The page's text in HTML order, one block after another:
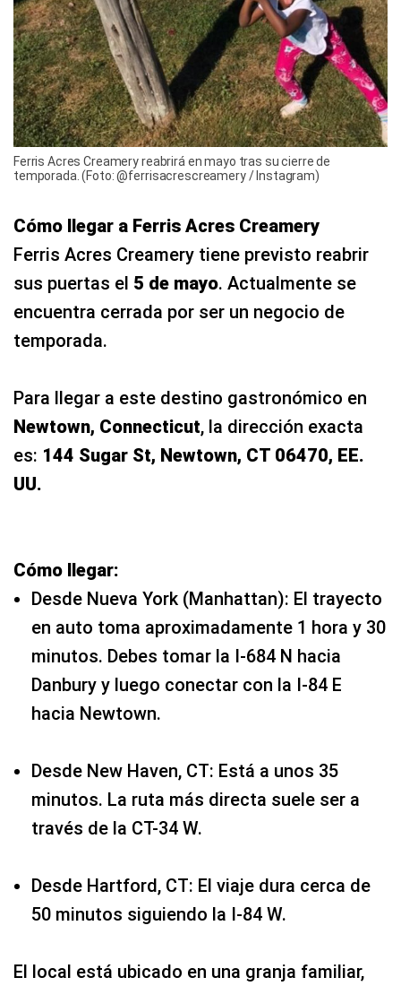
Ferris Acres Creamery reabrirá en mayo tras su cierre de
temporada. (Foto: @ferrisacrescreamery / Instagram)
Cómo llegar a Ferris Acres Creamery
Ferris Acres Creamery tiene previsto reabrir
sus puertas el5 de mayo. Actualmente se
encuentra cerrada por ser un negocio de
temporada.
Para llegar a este destino gastronómico en
Newtown, Connecticut, la dirección exacta
es:
144 Sugar St, Newtown, CT 06470, EE.
Cómo llegar:
Desde Nueva York (Manhattan): El trayecto
Danbury y luego conectar con la I-84 E
hacia Newtown.
Desde New Haven, CT: Está a unos 35
minutos. La ruta más directa suele ser a
través de la CT-34 W.
Desde Hartford, CT: El viaje dura cerca de
50 minutos siguiendo la I-84 W.
por lo que además de probar sabores como el
“Bada Bing” o el “Campfire”, podrás disfrutar
de un entorno rural auténtico.